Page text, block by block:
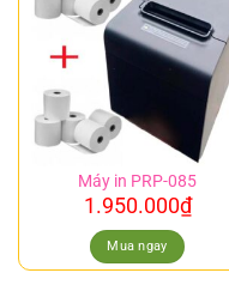
Máy in PRP-085
1.950.000₫
Mua ngay